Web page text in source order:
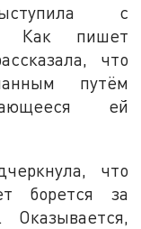
с
Как пишет
что
путём
ей
что
борется за
Оказывается,